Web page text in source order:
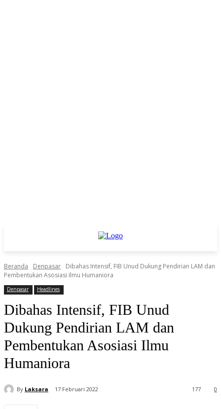
Beranda Denpasar
Dibahas Intensif, FIB Unud Dukung Pendirian LAM dan
Pembentukan Asosiasi Ilmu Humaniora
Denpasar Headlines
Dibahas Intensif, FIB Unud
Dukung Pendirian LAM dan
Pembentukan Asosiasi Ilmu
Humaniora
By Laksara 17 Februari 2022 0
177